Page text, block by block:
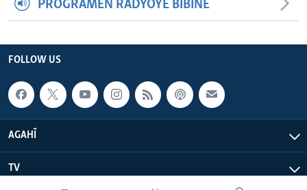
PROGRAMÊN RADYOYÊ BIBÎNE
FOLLOW US
AGAHÎ
TV